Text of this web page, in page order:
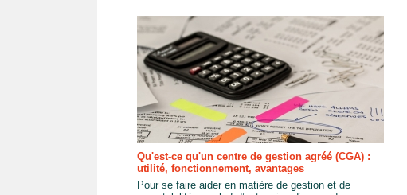
Qu'est-ce qu'un centre de gestion agréé (CGA) :
utilité, fonctionnement, avantages
Pour se faire aider en matière de gestion et de